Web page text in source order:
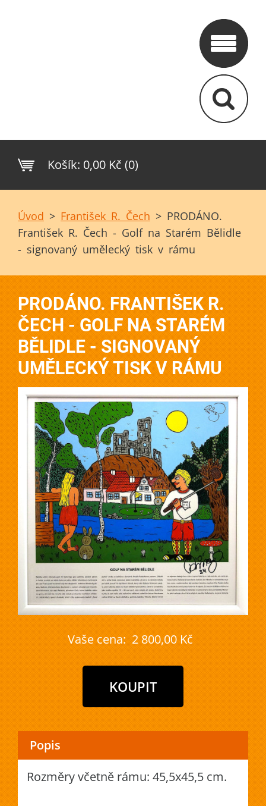
Košík: 0,00 Kč (0)
Úvod > František R. Čech > PRODÁNO.
František R. Čech - Golf na Starém Bělidle
- signovaný umělecký tisk v rámu
PRODÁNO. FRANTIŠEK R.
ČECH - GOLF NA STARÉM
BĚLIDLE - SIGNOVANÝ
UMĚLECKÝ TISK V RÁMU
Vaše cena: 2 800,00 Kč
Popis
Rozměry včetně rámu: 45,5x45,5 cm.